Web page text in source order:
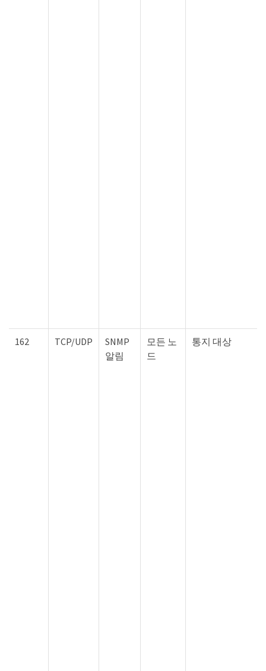
162 TCP/UDP
SNMP
알림
모든 노
드
통지 대상